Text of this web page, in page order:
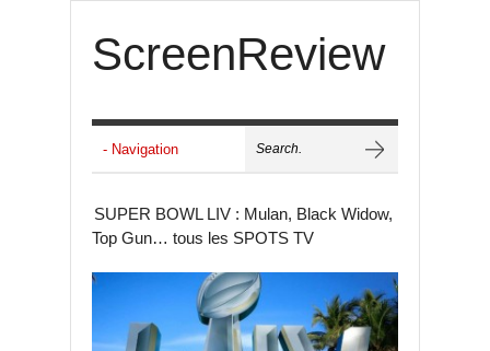
ScreenReview
SUPER BOWL LIV : Mulan, Black Widow,
Top Gun… tous les SPOTS TV